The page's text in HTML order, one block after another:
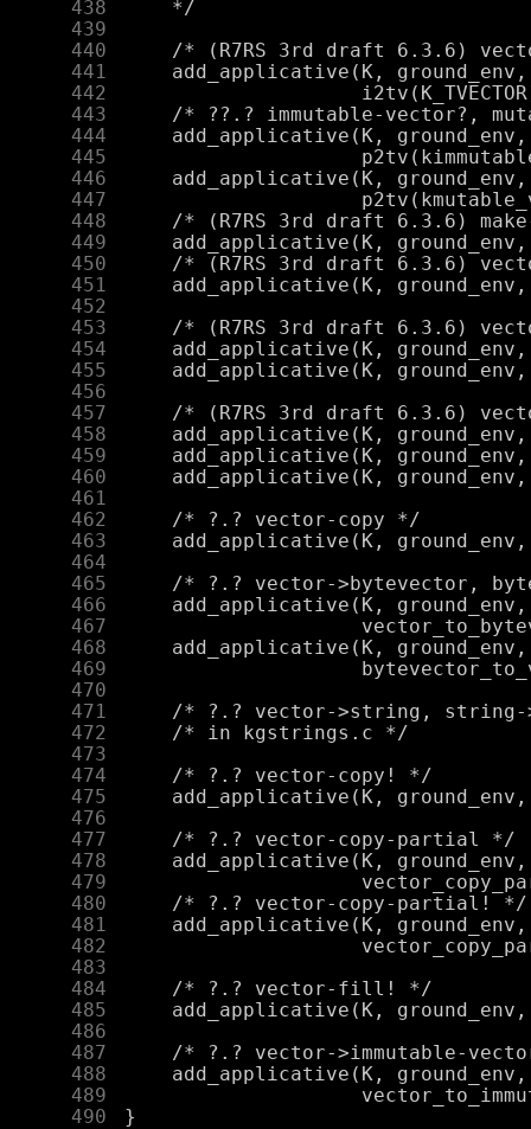
    438
    439
    440
    441
    442
    443
    444
    445
    446
    447
    448
    449
    450
    451
    452
    453
    454
    455
    456
    457
    458
    459
    460
    461
    462
    463
    464
    465
    466
    467
    468
    469
    470
    471
    472
    473
    474
    475
    476
    477
    478
    479
    480
    481
    482
    483
    484
    485
    486
    487
    488
    489
    490